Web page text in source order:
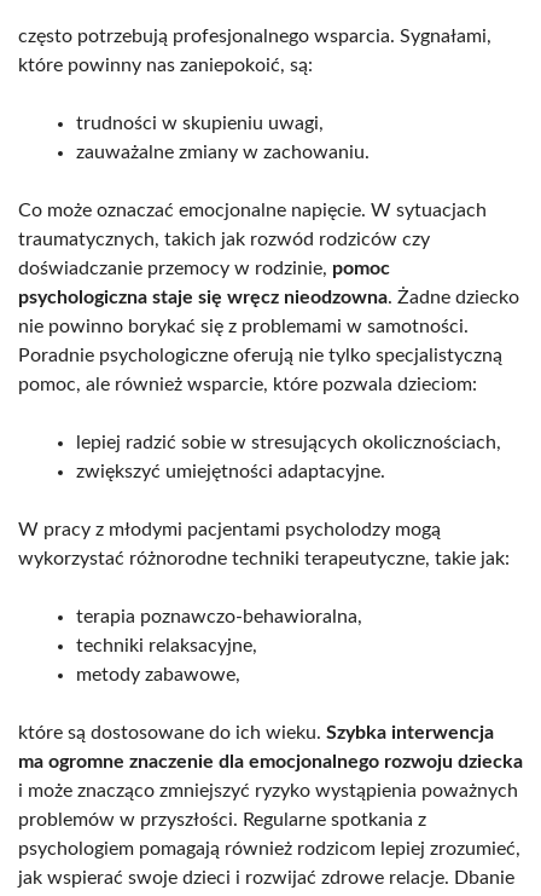
często potrzebują profesjonalnego wsparcia. Sygnałami,
które powinny nas zaniepokoić, są:
trudności w skupieniu uwagi,
zauważalne zmiany w zachowaniu.
Co może oznaczać emocjonalne napięcie. W sytuacjach
traumatycznych, takich jak rozwód rodziców czy
doświadczanie przemocy w rodzinie, pomoc
psychologiczna staje się wręcz nieodzowna. Żadne dziecko
nie powinno borykać się z problemami w samotności.
Poradnie psychologiczne oferują nie tylko specjalistyczną
pomoc, ale również wsparcie, które pozwala dzieciom:
lepiej radzić sobie w stresujących okolicznościach,
zwiększyć umiejętności adaptacyjne.
W pracy z młodymi pacjentami psycholodzy mogą
wykorzystać różnorodne techniki terapeutyczne, takie jak:
terapia poznawczo-behawioralna,
techniki relaksacyjne,
metody zabawowe,
które są dostosowane do ich wieku. Szybka interwencja
ma ogromne znaczenie dla emocjonalnego rozwoju dziecka
i może znacząco zmniejszyć ryzyko wystąpienia poważnych
problemów w przyszłości. Regularne spotkania z
psychologiem pomagają również rodzicom lepiej zrozumieć,
jak wspierać swoje dzieci i rozwijać zdrowe relacje. Dbanie